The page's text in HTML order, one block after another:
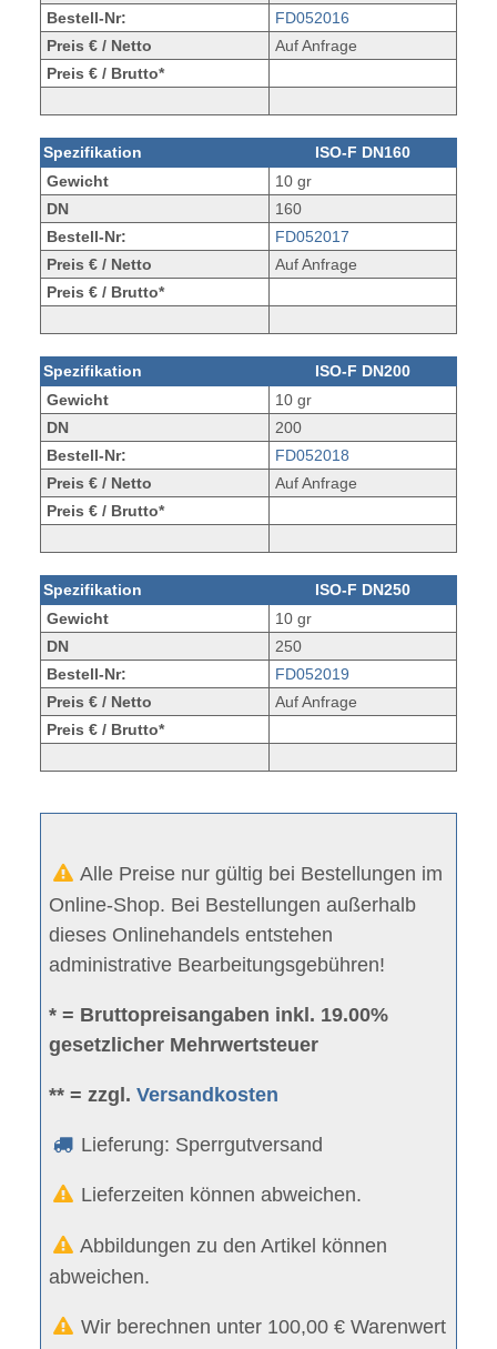
Bestell-Nr:
FD052016
Preis € / Netto
Auf Anfrage
Preis € / Brutto*
Spezifikation
ISO-F DN160
Gewicht
10 gr
DN
160
Bestell-Nr:
FD052017
Preis € / Netto
Auf Anfrage
Preis € / Brutto*
Spezifikation
ISO-F DN200
Gewicht
10 gr
DN
200
Bestell-Nr:
FD052018
Preis € / Netto
Auf Anfrage
Preis € / Brutto*
Spezifikation
ISO-F DN250
Gewicht
10 gr
DN
250
Bestell-Nr:
FD052019
Preis € / Netto
Auf Anfrage
Preis € / Brutto*
Alle Preise nur gültig bei Bestellungen im
Online-Shop. Bei Bestellungen außerhalb
dieses Onlinehandels entstehen
administrative Bearbeitungsgebühren!
* = Bruttopreisangaben inkl. 19.00%
gesetzlicher Mehrwertsteuer
** = zzgl.Versandkosten
Lieferung: Sperrgutversand
Lieferzeiten können abweichen.
Abbildungen zu den Artikel können
abweichen.
Wir berechnen unter 100,00 € Warenwert